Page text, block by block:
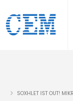
SOXHLET IST OUT!